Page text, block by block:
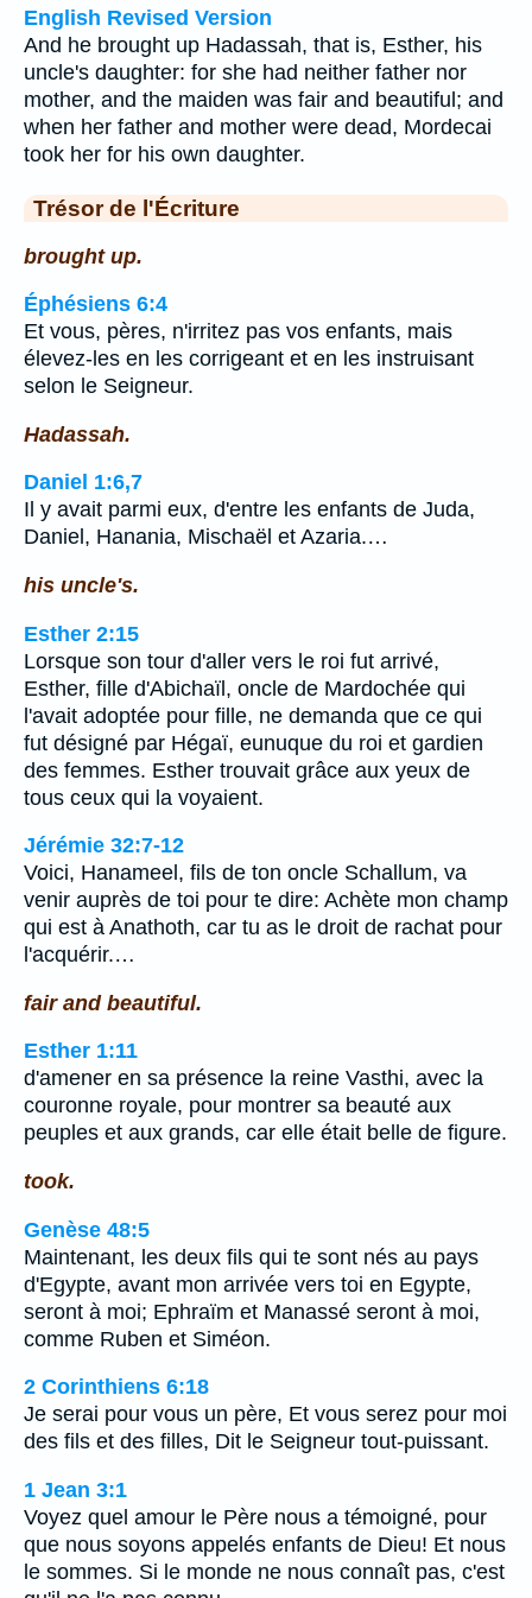
English Revised Version
And he brought up Hadassah, that is, Esther, his
uncle's daughter: for she had neither father nor
mother, and the maiden was fair and beautiful; and
when her father and mother were dead, Mordecai
took her for his own daughter.
Trésor de l'Écriture
brought up.
Éphésiens 6:4
Et vous, pères, n'irritez pas vos enfants, mais
élevez-les en les corrigeant et en les instruisant
selon le Seigneur.
Hadassah.
Daniel 1:6,7
Il y avait parmi eux, d'entre les enfants de Juda,
Daniel, Hanania, Mischaël et Azaria.…
his uncle's.
Esther 2:15
Lorsque son tour d'aller vers le roi fut arrivé,
Esther, fille d'Abichaïl, oncle de Mardochée qui
l'avait adoptée pour fille, ne demanda que ce qui
fut désigné par Hégaï, eunuque du roi et gardien
des femmes. Esther trouvait grâce aux yeux de
tous ceux qui la voyaient.
Jérémie 32:7-12
Voici, Hanameel, fils de ton oncle Schallum, va
venir auprès de toi pour te dire: Achète mon champ
qui est à Anathoth, car tu as le droit de rachat pour
l'acquérir.…
fair and beautiful.
Esther 1:11
d'amener en sa présence la reine Vasthi, avec la
couronne royale, pour montrer sa beauté aux
peuples et aux grands, car elle était belle de figure.
took.
Genèse 48:5
Maintenant, les deux fils qui te sont nés au pays
d'Egypte, avant mon arrivée vers toi en Egypte,
seront à moi; Ephraïm et Manassé seront à moi,
comme Ruben et Siméon.
2 Corinthiens 6:18
Je serai pour vous un père, Et vous serez pour moi
des fils et des filles, Dit le Seigneur tout-puissant.
1 Jean 3:1
Voyez quel amour le Père nous a témoigné, pour
que nous soyons appelés enfants de Dieu! Et nous
le sommes. Si le monde ne nous connaît pas, c'est